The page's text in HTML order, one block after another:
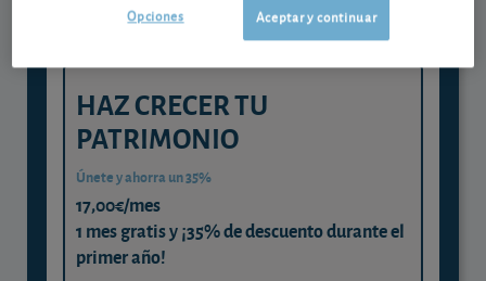
HAZ CRECER TU
PATRIMONIO
Únete y ahorra un 35%
17,00€/mes
1 mes gratis y ¡35% de descuento durante el
primer año!
Aceptar y continuar
Opciones